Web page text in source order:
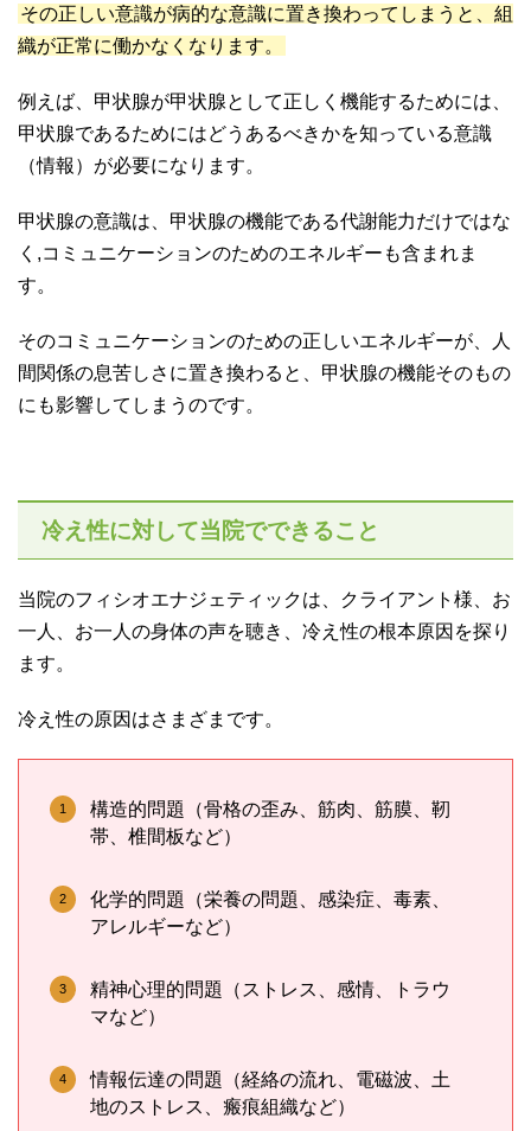
その正しい意識が病的な意識に置き換わってしまうと、組
織が正常に働かなくなります。
例えば、甲状腺が甲状腺として正しく機能するためには、
甲状腺であるためにはどうあるべきかを知っている意識
（情報）が必要になります。
甲状腺の意識は、甲状腺の機能である代謝能力だけではな
く,コミュニケーションのためのエネルギーも含まれま
す。
そのコミュニケーションのための正しいエネルギーが、人
間関係の息苦しさに置き換わると、甲状腺の機能そのもの
にも影響してしまうのです。
冷え性に対して当院でできること
当院のフィシオエナジェティックは、クライアント様、お
一人、お一人の身体の声を聴き、冷え性の根本原因を探り
ます。
冷え性の原因はさまざまです。
構造的問題（骨格の歪み、筋肉、筋膜、靭
帯、椎間板など）
化学的問題（栄養の問題、感染症、毒素、
アレルギーなど）
精神心理的問題（ストレス、感情、トラウ
マなど）
情報伝達の問題（経絡の流れ、電磁波、土
地のストレス、瘢痕組織など）